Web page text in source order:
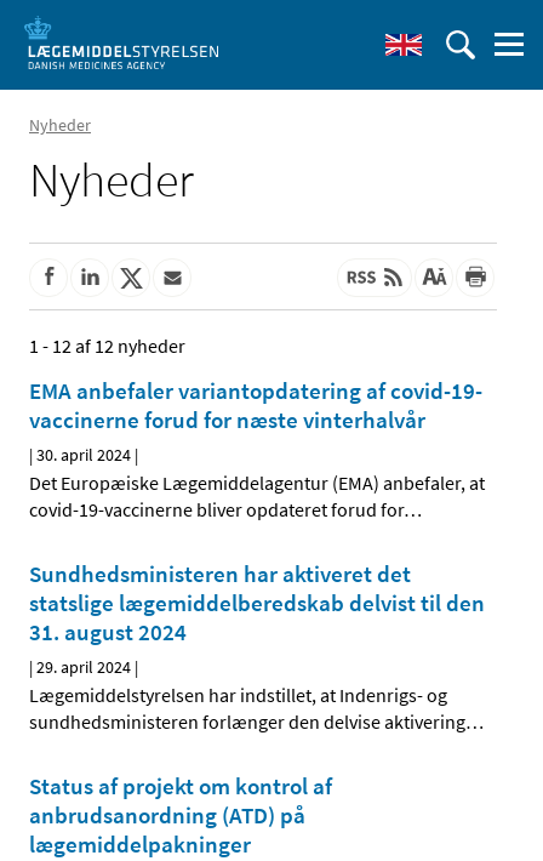
Nyheder
Nyheder
1 - 12 af 12 nyheder
EMA anbefaler variantopdatering af covid-19-
vaccinerne forud for næste vinterhalvår
|30. april 2024 |
Det Europæiske Lægemiddelagentur (EMA) anbefaler, at
covid-19-vaccinerne bliver opdateret forud for…
Sundhedsministeren har aktiveret det
statslige lægemiddelberedskab delvist til den
31. august 2024
|29. april 2024 |
Lægemiddelstyrelsen har indstillet, at Indenrigs- og
sundhedsministeren forlænger den delvise aktivering…
Status af projekt om kontrol af
anbrudsanordning (ATD) på
lægemiddelpakninger